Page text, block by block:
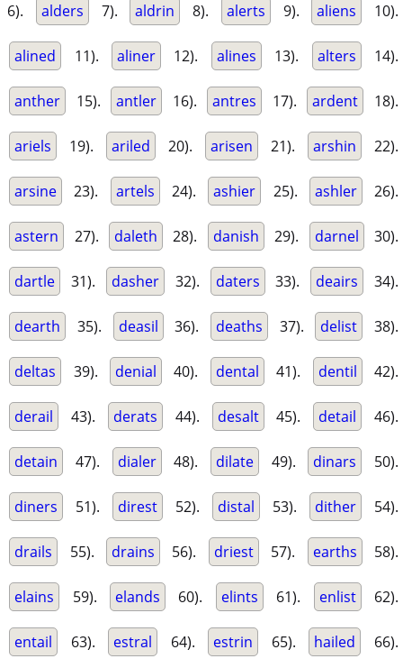
6). alders 7). aldrin 8). alerts 9). aliens 10).
alined 11). aliner 12). alines 13). alters 14).
anther 15). antler 16). antres 17). ardent 18).
ariels 19). ariled 20). arisen 21). arshin 22).
arsine 23). artels 24). ashier 25). ashler 26).
astern 27). daleth 28). danish 29). darnel 30).
dartle 31). dasher 32). daters 33). deairs 34).
dearth 35). deasil 36). deaths 37). delist 38).
deltas 39). denial 40). dental 41). dentil 42).
derail 43). derats 44). desalt 45). detail 46).
detain 47). dialer 48). dilate 49). dinars 50).
diners 51). direst 52). distal 53). dither 54).
drails 55). drains 56). driest 57). earths 58).
elains 59). elands 60). elints 61). enlist 62).
entail 63). estral 64). estrin 65). hailed 66).